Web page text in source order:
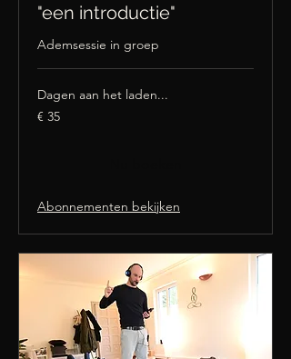
"een introductie"
Ademsessie in groep
Dagen aan het laden...
35
euro
€ 35
Abonnementen bekijken